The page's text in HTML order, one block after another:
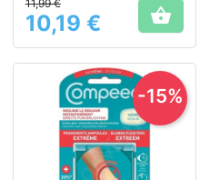
Prix
11,99 €
10,19 € 
-15%